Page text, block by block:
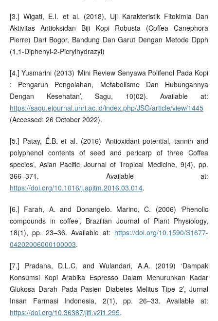
[3.] Wigati, E.I. et al. (2018), Uji Karakteristik Fitokimia Dan
Aktivitas Antioksidan Biji Kopi Robusta (Coffea Canephora
Pierre) Dari Bogor, Bandung Dan Garut Dengan Metode Dpph
(1,1-Diphenyl-2-Picrylhydrazyl)
[4.] Yusmarini (2013) ‘Mini Review Senyawa Polifenol Pada Kopi
: Pengaruh Pengolahan, Metabolisme Dan Hubungannya
Dengan Kesehatan’, Sagu, 10(02). Available at:
https://sagu.ejournal.unri.ac.id/index.php/JSG/article/view/1445
(Accessed: 26 October 2022).
[5.] Patay, É.B. et al. (2016) ‘Antioxidant potential, tannin and
polyphenol contents of seed and pericarp of three Coffea
species’, Asian Pacific Journal of Tropical Medicine, 9(4), pp.
366–371. Available at:
https://doi.org/10.1016/j.apjtm.2016.03.014.
[6.] Farah, A. and Donangelo. Marino, C. (2006) ‘Phenolic
compounds in coffee’, Brazilian Journal of Plant Physiology,
18(1), pp. 23–36. Available at: https://doi.org/10.1590/S1677-
04202006000100003.
[7.] Pradana, D.L.C. and Wulandari, A.A. (2019) ‘Dampak
Konsumsi Kopi Arabika Espresso Dalam Menurunkan Kadar
Glukosa Darah Pada Pasien Diabetes Melitus Tipe 2’, Jurnal
Insan Farmasi Indonesia, 2(1), pp. 26–33. Available at:
https://doi.org/10.36387/jifi.v2i1.295.